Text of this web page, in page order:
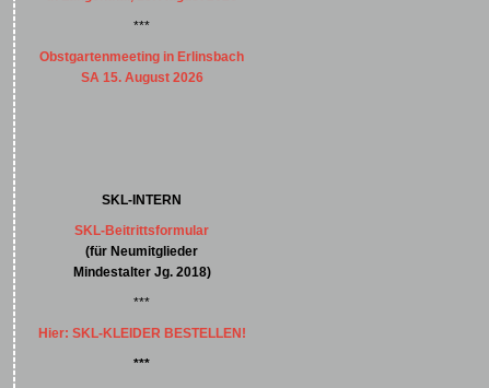
***
Obstgartenmeeting in Erlinsbach
SA 15. August 2026
SKL-INTERN
SKL-Beitrittsformular
(für Neumitglieder
Mindestalter Jg. 2018)
***
Hier: SKL-KLEIDER BESTELLEN!
***